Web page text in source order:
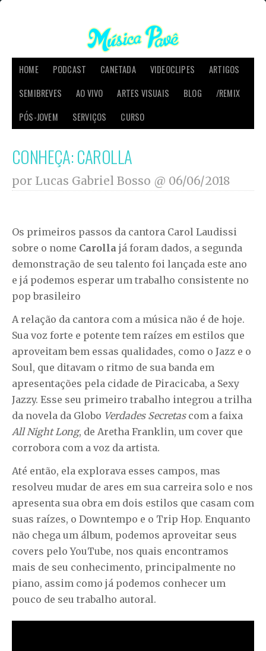
HOME PODCAST CANETADA VIDEOCLIPES
ARTIGOS
SEMIBREVES
AO VIVO ARTES VISUAIS BLOG
/REMIX
PÓS-JOVEM
SERVIÇOS CURSO
CONHEÇA: CAROLLA
por Lucas Gabriel Bosso @ 06/06/2018
Os primeiros passos da cantora Carol Laudissi
sobre o nome Carolla já foram dados, a segunda
demonstração de seu talento foi lançada este ano
e já podemos esperar um trabalho consistente no
pop brasileiro
A relação da cantora com a música não é de hoje.
Sua voz forte e potente tem raízes em estilos que
aproveitam bem essas qualidades, como o Jazz e o
Soul, que ditavam o ritmo de sua banda em
apresentações pela cidade de Piracicaba, a Sexy
Jazzy. Esse seu primeiro trabalho integrou a trilha
da novela da Globo Verdades Secretascom a faixa
All Night Long, de Aretha Franklin, um cover que
corrobora com a voz da artista.
Até então, ela explorava esses campos, mas
resolveu mudar de ares em sua carreira solo e nos
apresenta sua obra em dois estilos que casam com
suas raízes, o Downtempo e o Trip Hop. Enquanto
não chega um álbum, podemos aproveitar seus
covers pelo YouTube, nos quais encontramos
mais de seu conhecimento, principalmente no
piano, assim como já podemos conhecer um
pouco de seu trabalho autoral.